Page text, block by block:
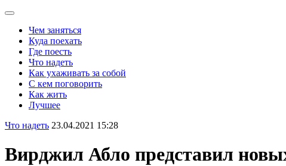
Чем заняться
Куда поехать
Где поесть
Что надеть
Как ухаживать за собой
С кем поговорить
Как жить
Лучшее
Что надеть 23.04.2021 15:28
Вирджил Абло представил